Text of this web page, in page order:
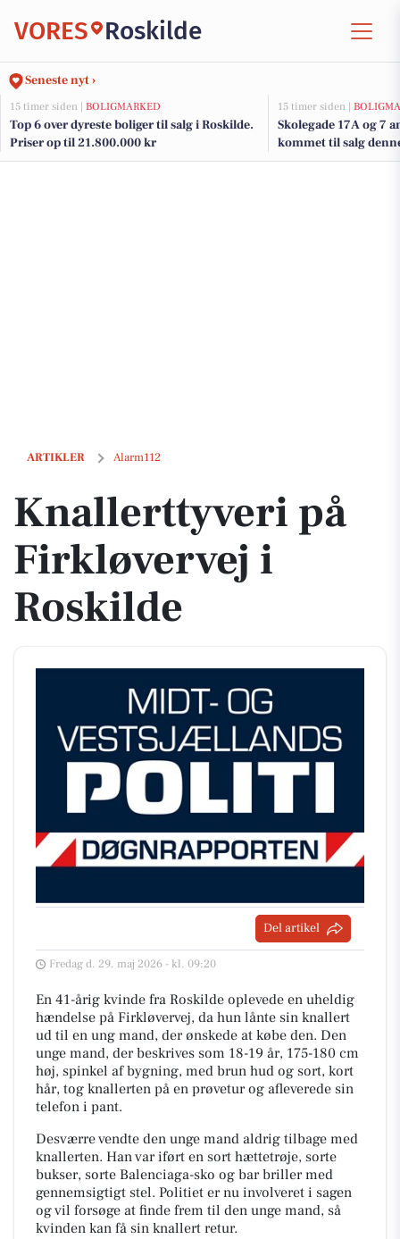
VORES Roskilde
Seneste nyt ›
15 timer siden | BOLIGMARKED
Top 6 over dyreste boliger til salg i Roskilde.
Priser op til 21.800.000 kr
15 timer siden |
Skolegade 17A og 7
kommet til salg
boligerne her.
ARTIKLER Alarm112
Knallerttyveri på Firkløvervej i Roskilde
Knallerttyveri på
Firkløvervej i
Roskilde
Del artikel
Fredag d. 29. maj 2026 - kl. 09:20
En 41-årig kvinde fra Roskilde oplevede en uheldig
hændelse på Firkløvervej, da hun lånte sin knallert
ud til en ung mand, der ønskede at købe den. Den
unge mand, der beskrives som 18-19 år, 175-180 cm
høj, spinkel af bygning, med brun hud og sort, kort
hår, tog knallerten på en prøvetur og afleverede sin
telefon i pant.
Desværre vendte den unge mand aldrig tilbage med
knallerten. Han var iført en sort hættetrøje, sorte
bukser, sorte Balenciaga-sko og bar briller med
gennemsigtigt stel. Politiet er nu involveret i sagen
og vil forsøge at finde frem til den unge mand, så
kvinden kan få sin knallert retur.